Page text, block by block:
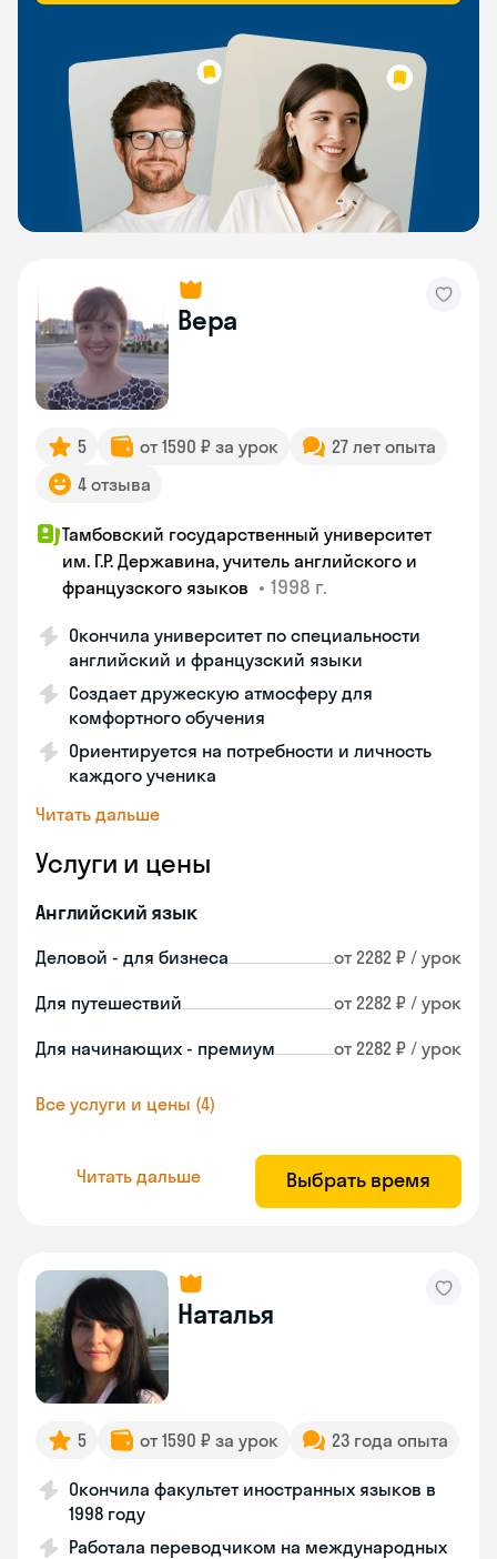
Вера
5 от 1590 ₽ за урок
27 лет опыта
4 отзыва
Тамбовский государственный университет
им. Г.Р. Державина, учитель английского и
французского языков • 1998 г.
Окончила университет по специальности
английский и французский языки
Создает дружескую атмосферу для
комфортного обучения
Ориентируется на потребности и личность
каждого ученика
Читать дальше
Услуги и цены
Английский язык
Деловой - для бизнеса от 2282 ₽ / урок
Для путешествий от 2282 ₽ / урок
Для начинающих - премиум от 2282 ₽ / урок
Все услуги и цены (4)
Читать дальше Выбрать время
Наталья
5 от 1590 ₽ за урок 23 года опыта
Окончила факультет иностранных языков в
1998 году
Работала переводчиком на международных